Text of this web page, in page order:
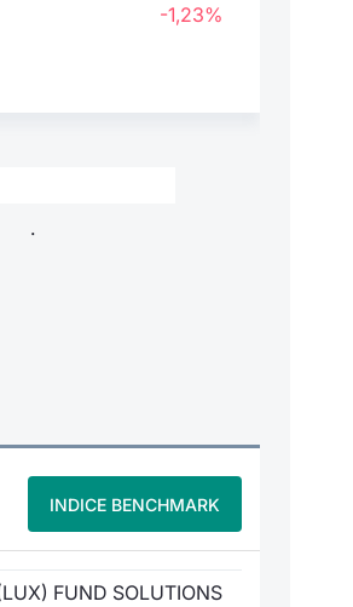
-1,23%
.
INDICE BENCHMARK
FUND SOLUTIONS